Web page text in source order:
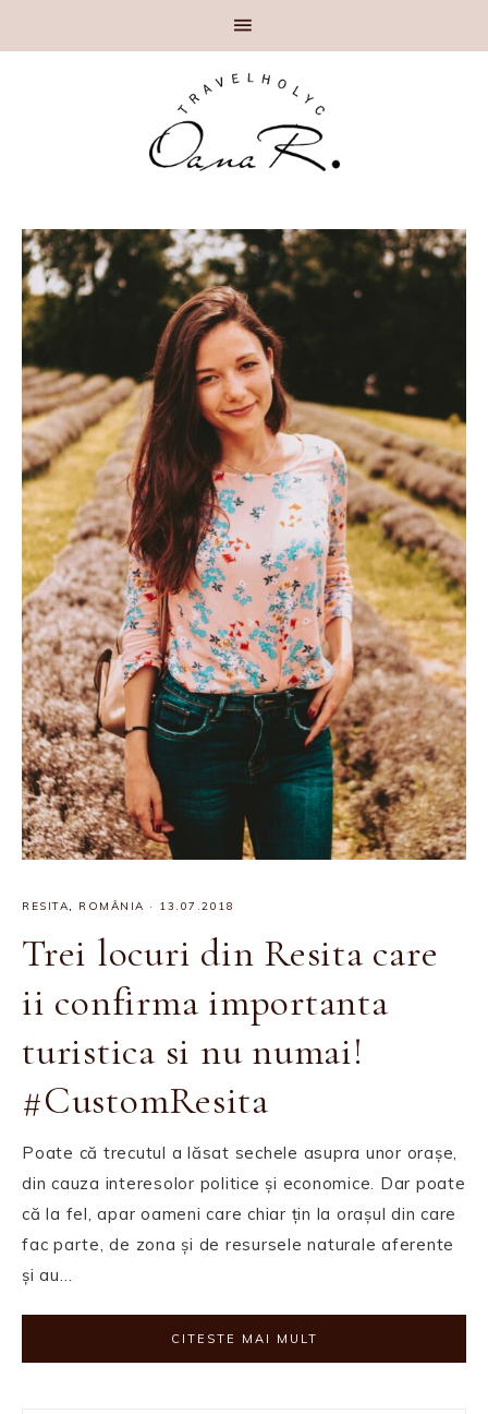
RESITA, ROMÂNIA · 13.07.2018
Trei locuri din Resita care
ii confirma importanta
turistica si nu numai!
#CustomResita
Poate că trecutul a lăsat sechele asupra unor orașe,
din cauza interesolor politice și economice. Dar poate
că la fel, apar oameni care chiar țin la orașul din care
fac parte, de zona și de resursele naturale aferente
și au…
CITESTE MAI MULT